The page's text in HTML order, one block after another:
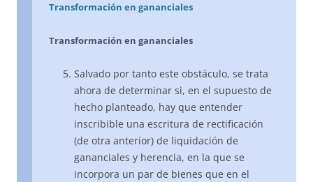
Transformación en gananciales
Transformación en gananciales
Salvado por tanto este obstáculo, se trata
ahora de determinar si, en el supuesto de
hecho planteado, hay que entender
inscribible una escritura de rectificación
(de otra anterior) de liquidación de
gananciales y herencia, en la que se
incorpora un par de bienes que en el